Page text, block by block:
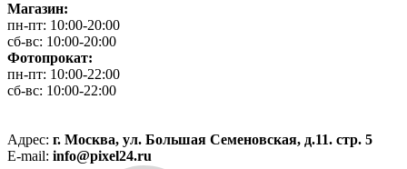
Магазин:
пн-пт: 10:00-20:00
сб-вс: 10:00-20:00
Фотопрокат:
пн-пт: 10:00-22:00
сб-вс: 10:00-22:00
Адрес: г. Москва, ул. Большая Семеновская, д.11. стр. 5
E-mail: info@pixel24.ru